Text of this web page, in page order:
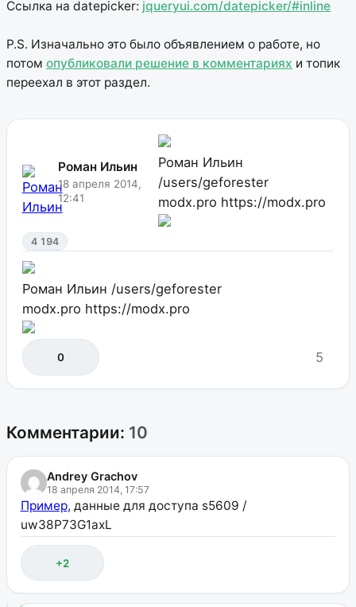
Ссылка на datepicker: jqueryui.com/datepicker/#inline
P.S. Изначально это было объявлением о работе, но
потом опубликовали решение в комментариях и топик
переехал в этот раздел.
Роман Ильин
18 апреля 2014,
12:41
Роман Ильин
/users/geforester
modx.pro https://modx.pro
4 194
Роман Ильин /users/geforester
modx.pro https://modx.pro
0 5
Комментарии: 10
Andrey Grachov
18 апреля 2014, 17:57
Пример, данные для доступа s5609 /
uw38P73G1axL
+2